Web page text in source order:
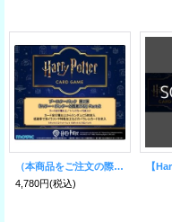
（本商品をご注文の際は入金期限にご注意ください）(予約)【Harry Potter カードゲーム】ブースターパック「ハリー・ポッターと賢者の石」Part.2 ブースターBOX
4,780円(税込)